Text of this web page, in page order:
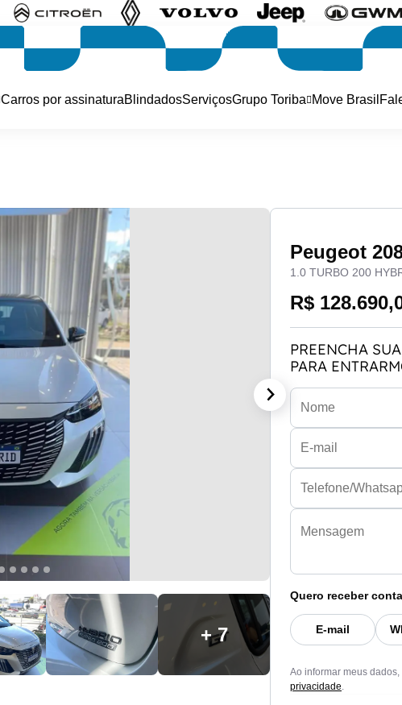
Carros por assinaturaBlindadosServiçosGrupo Toriba Move Brasil
+ 7
Peugeot
1.0 TURBO 200
R$
PREENCHA
PARA
Quero receber
E-mail
Ao informar meus
privacidade.